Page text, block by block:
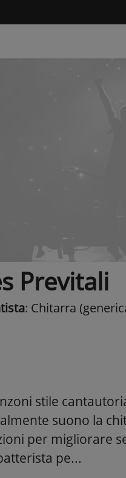
Previtali
: Chitarra
stile
suono la
per migliorare
pe...